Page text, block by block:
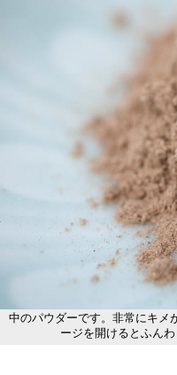
中のパウダーです。非常にキメ
ージを開けるとふん